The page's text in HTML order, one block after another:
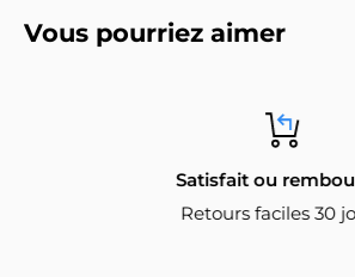
Vous pourriez aimer
Satisfait ou
Retours faciles 30